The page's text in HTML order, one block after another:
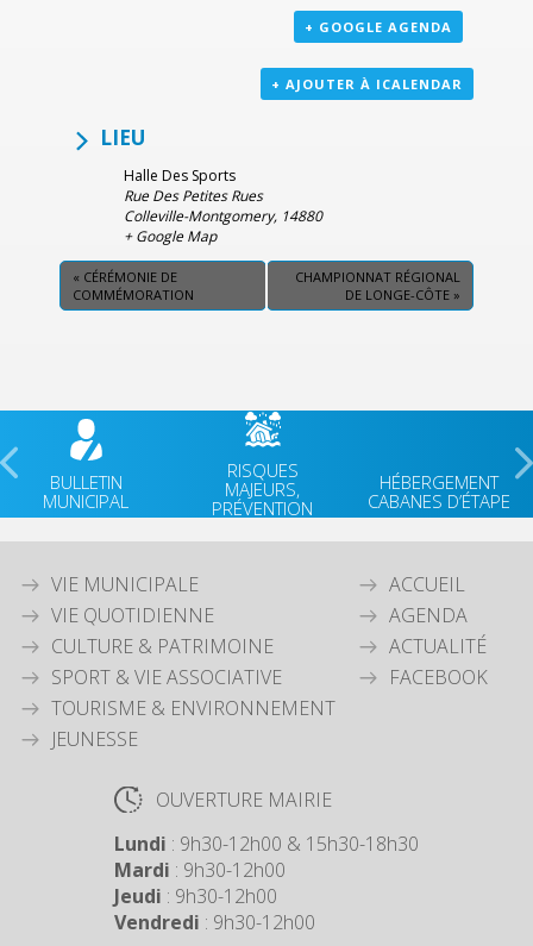
+ GOOGLE AGENDA
+ AJOUTER À ICALENDAR
LIEU
Halle Des Sports
Rue Des Petites Rues
Colleville-Montgomery, 14880
+ Google Map
« CÉRÉMONIE DE
COMMÉMORATION
CHAMPIONNAT RÉGIONAL
DE LONGE-CÔTE »
BULLETIN
MUNICIPAL
RISQUES
MAJEURS,
PRÉVENTION
HÉBERGEMENT
CABANES D’ÉTAPE
VIE MUNICIPALE
VIE QUOTIDIENNE
CULTURE & PATRIMOINE
SPORT & VIE ASSOCIATIVE
TOURISME & ENVIRONNEMENT
JEUNESSE
ACCUEIL
AGENDA
ACTUALITÉ
FACEBOOK
OUVERTURE MAIRIE
Lundi : 9h30-12h00 & 15h30-18h30
Mardi : 9h30-12h00
Jeudi : 9h30-12h00
Vendredi : 9h30-12h00